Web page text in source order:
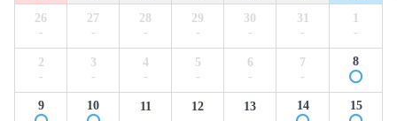
26
-
27
-
28
-
29
-
30
-
31
-
1
-
2
-
3
-
4
-
5
-
6
-
7
-
8
9 10
11
12
13
14 15